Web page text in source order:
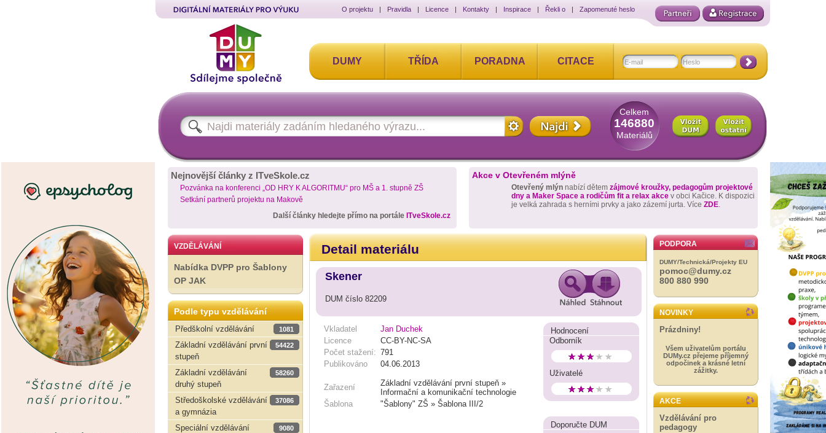
O projektu | Pravidla | Licence | Kontakty | Inspirace | Řekli o | Zapomenuté heslo
DUMY TŘÍDA PORADNA CITACE
Celkem
146880
Materiálů
Nejnovější články z ITveSkole.cz
Pozvánka na konferenci „OD HRY K ALGORITMU“ pro MŠ a 1. stupně ZŠ
Setkání partnerů projektu na Makově
Další články hledejte přímo na portále ITveSkole.cz
Akce v Otevřeném mlýně
Otevřený mlýn nabízí dětem zájmové kroužky, pedagogům projektové
dny a Maker Space a rodičům fit a relax akce v obci Kačice. K dispozici
je velká zahrada s herními prvky a jako zázemí jurta. Více ZDE.
VZDĚLÁVÁNÍ
Nabídka DVPP pro Šablony
OP JAK
Podle typu vzdělávání
Předškolní vzdělávání
1081
Základní vzdělávání první
stupeň
54422
Základní vzdělávání
druhý stupeň
58260
Středoškolské vzdělávání
a gymnázia
37086
Speciální vzdělávání 9080
Detail materiálu
Skener
DUM číslo 82209
Vkladatel
Jan Duchek
Licence
CC-BY-NC-SA
Počet stažení: 791
Publikováno
04.06.2013
Zařazení
Základní vzdělávání první stupeň »
Informační a komunikační technologie
Šablona
"Šablony" ZŠ » Šablona III/2
Hodnocení
Odborník
Uživatelé
Doporučte DUM
PODPORA
DUMY/Technická/Projekty EU
pomoc@dumy.cz
800 880 990
NOVINKY
Prázdniny!
Všem uživatelům portálu
DUMy.cz přejeme příjemný
odpočinek a krásné letní
zážitky.
AKCE
Vzdělávání pro
pedagogy